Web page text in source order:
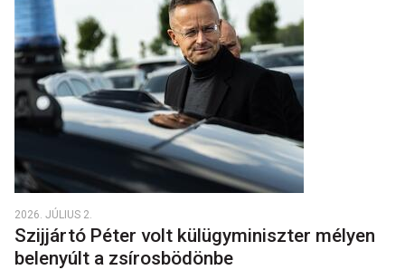
2026. JÚLIUS 2.
Szijjártó Péter volt külügyminiszter mélyen
belenyúlt a zsírosbödönbe